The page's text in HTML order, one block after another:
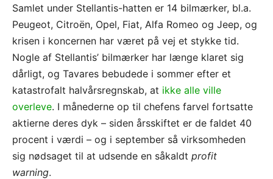
Samlet under Stellantis-hatten er 14 bilmærker, bl.a.
Peugeot, Citroën, Opel, Fiat, Alfa Romeo og Jeep, og
krisen i koncernen har været på vej et stykke tid.
Nogle af Stellantis’ bilmærker har længe klaret sig
dårligt, og Tavares bebudede i sommer efter et
katastrofalt halvårsregnskab, at ikke alle ville
overleve. I månederne op til chefens farvel fortsatte
aktierne deres dyk – siden årsskiftet er de faldet 40
procent i værdi – og i september så virksomheden
sig nødsaget til at udsende en såkaldt profit
warning.